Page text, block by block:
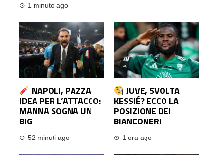
1 minuto ago
NAPOLI, PAZZA
IDEA PER L’ATTACCO:
MANNA SOGNA UN
BIG
52 minuti ago
JUVE, SVOLTA
KESSIÉ? ECCO LA
POSIZIONE DEI
BIANCONERI
1 ora ago